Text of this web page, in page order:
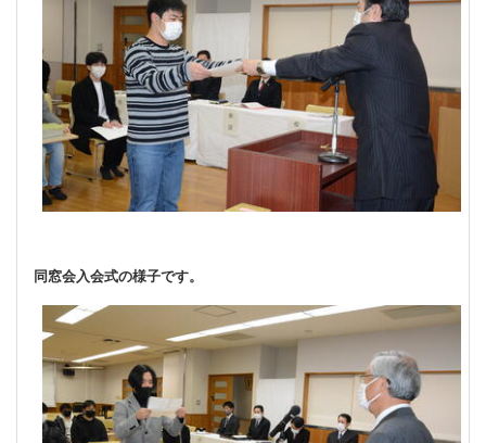
同窓会入会式の様子です。